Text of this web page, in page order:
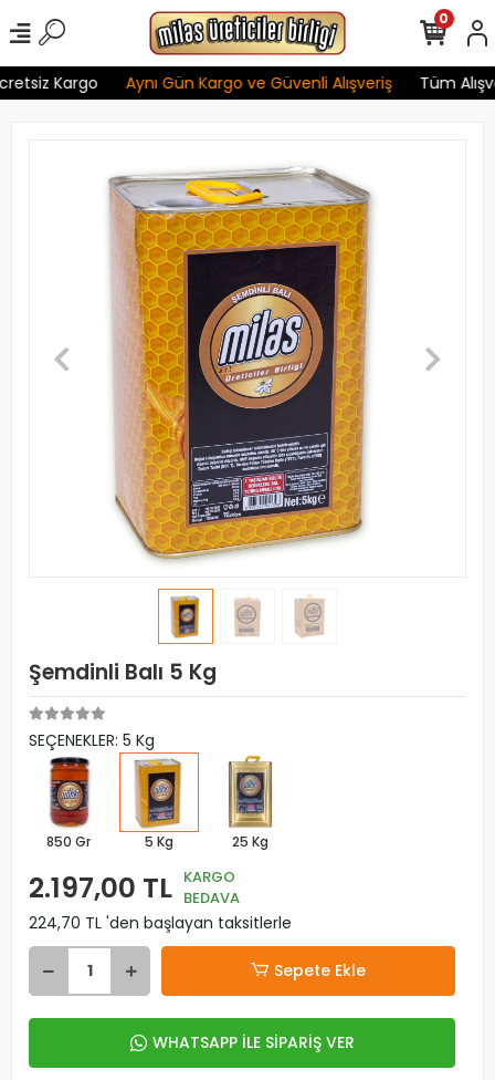
Kargo Aynı Gün Kargo ve Güvenli Alışveriş Tüm
0
Şemdinli Balı 5 Kg
SEÇENEKLER: 5 Kg
850 Gr 5 Kg 25 Kg
2.197,00 TL KARGO
BEDAVA
224,70 TL 'den başlayan taksitlerle
Sepete Ekle
WHATSAPP İLE SİPARİŞ VER